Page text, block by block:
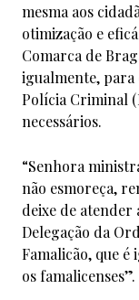
mesma aos
otimização e
Comarca de
igualmente,
Polícia Criminal
necessários.
“Senhora
não esmoreça,
deixe de atender
Delegação da
Famalicão, que
os famalicenses”.